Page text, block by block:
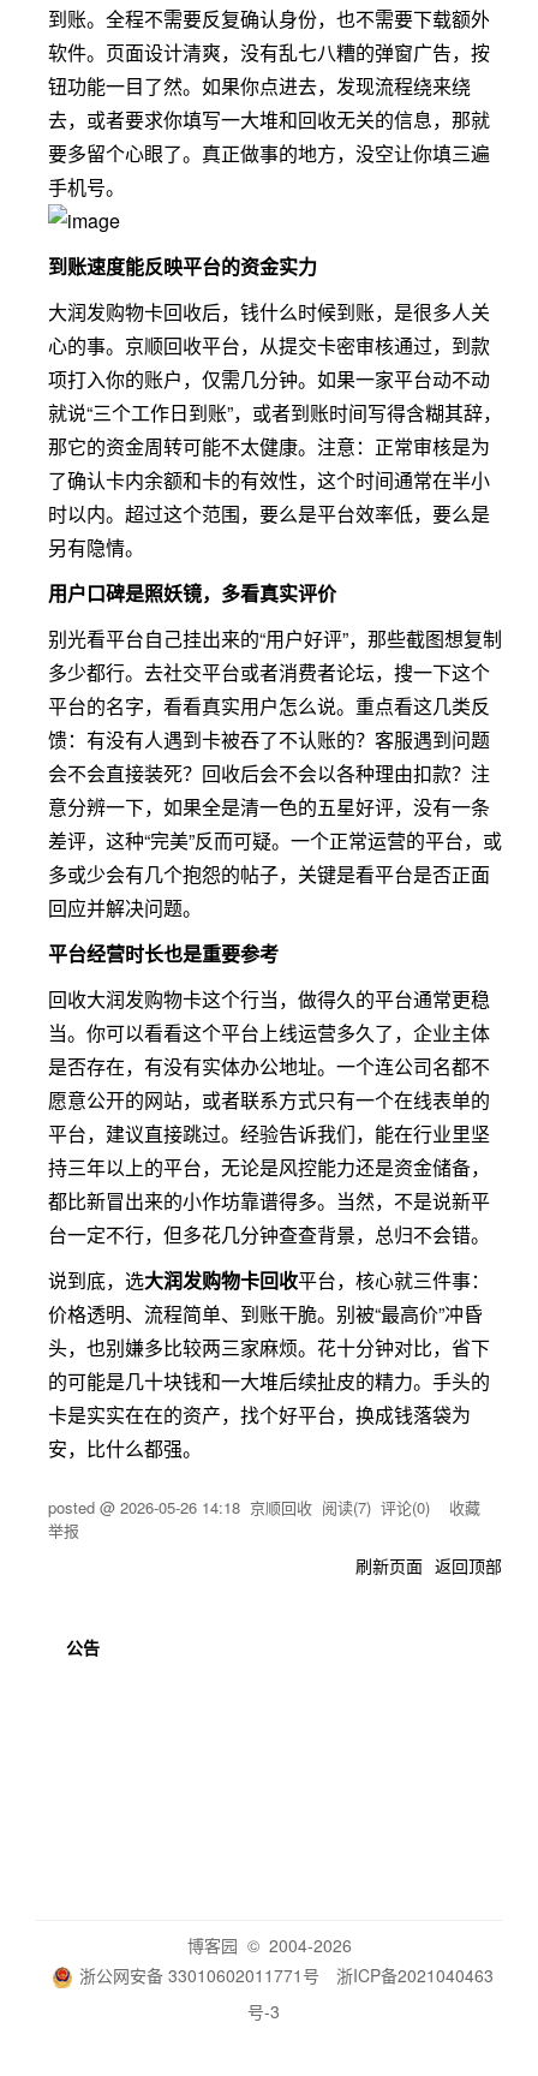
到账。全程不需要反复确认身份，也不需要下载额外
软件。页面设计清爽，没有乱七八糟的弹窗广告，按
钮功能一目了然。如果你点进去，发现流程绕来绕
去，或者要求你填写一大堆和回收无关的信息，那就
要多留个心眼了。真正做事的地方，没空让你填三遍
手机号。
到账速度能反映平台的资金实力
大润发购物卡回收后，钱什么时候到账，是很多人关
心的事。京顺回收平台，从提交卡密审核通过，到款
项打入你的账户，仅需几分钟。如果一家平台动不动
就说“三个工作日到账”，或者到账时间写得含糊其辞，
那它的资金周转可能不太健康。注意：正常审核是为
了确认卡内余额和卡的有效性，这个时间通常在半小
时以内。超过这个范围，要么是平台效率低，要么是
另有隐情。
用户口碑是照妖镜，多看真实评价
别光看平台自己挂出来的“用户好评”，那些截图想复制
多少都行。去社交平台或者消费者论坛，搜一下这个
平台的名字，看看真实用户怎么说。重点看这几类反
馈：有没有人遇到卡被吞了不认账的？客服遇到问题
会不会直接装死？回收后会不会以各种理由扣款？注
意分辨一下，如果全是清一色的五星好评，没有一条
差评，这种“完美”反而可疑。一个正常运营的平台，或
多或少会有几个抱怨的帖子，关键是看平台是否正面
回应并解决问题。
平台经营时长也是重要参考
回收大润发购物卡这个行当，做得久的平台通常更稳
当。你可以看看这个平台上线运营多久了，企业主体
是否存在，有没有实体办公地址。一个连公司名都不
愿意公开的网站，或者联系方式只有一个在线表单的
平台，建议直接跳过。经验告诉我们，能在行业里坚
持三年以上的平台，无论是风控能力还是资金储备，
都比新冒出来的小作坊靠谱得多。当然，不是说新平
台一定不行，但多花几分钟查查背景，总归不会错。
说到底，选大润发购物卡回收平台，核心就三件事：
价格透明、流程简单、到账干脆。别被“最高价”冲昏
头，也别嫌多比较两三家麻烦。花十分钟对比，省下
的可能是几十块钱和一大堆后续扯皮的精力。手头的
卡是实实在在的资产，找个好平台，换成钱落袋为
安，比什么都强。
posted @ 2026-05-26 14:18 京顺回收 阅读(7) 评论(0) 收藏
举报
刷新页面 返回顶部
公告
博客园 © 2004-2026
浙公网安备 33010602011771号
浙ICP备2021040463
号-3